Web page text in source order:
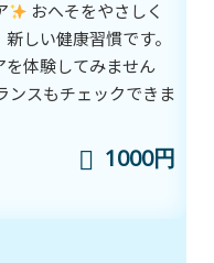
おへそをやさしく
しい健康習慣です。
を体験してみません
ンスもチェックできま
1000円